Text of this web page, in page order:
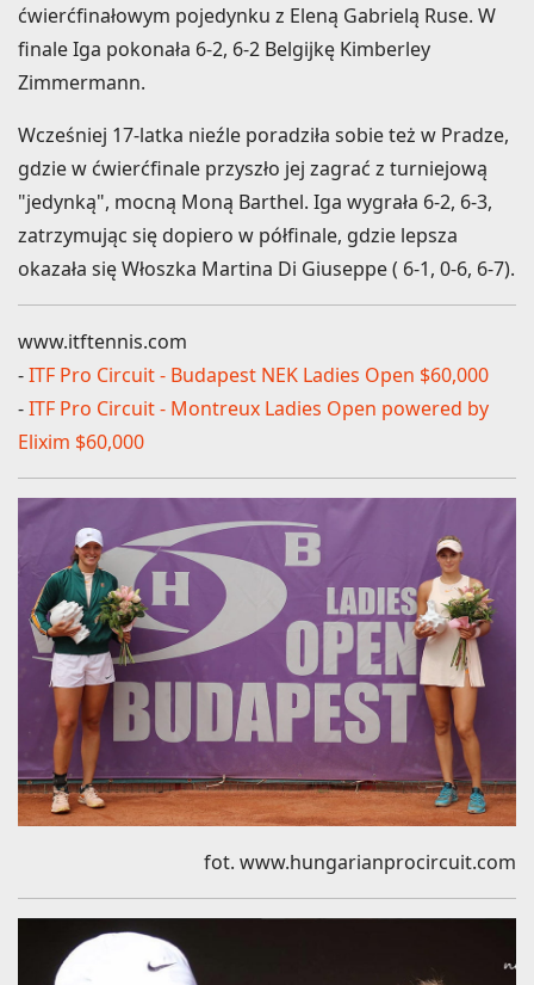
ćwierćfinałowym pojedynku z Eleną Gabrielą Ruse. W
finale Iga pokonała 6-2, 6-2 Belgijkę Kimberley
Zimmermann.
Wcześniej 17-latka nieźle poradziła sobie też w Pradze,
gdzie w ćwierćfinale przyszło jej zagrać z turniejową
"jedynką", mocną Moną Barthel. Iga wygrała 6-2, 6-3,
zatrzymując się dopiero w półfinale, gdzie lepsza
okazała się Włoszka Martina Di Giuseppe ( 6-1, 0-6, 6-7).
www.itftennis.com
-ITF Pro Circuit - Budapest NEK Ladies Open $60,000
-ITF Pro Circuit - Montreux Ladies Open powered by
Elixim $60,000
fot. www.hungarianprocircuit.com